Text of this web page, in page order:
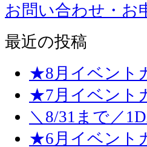
お問い合わせ・お
最近の投稿
★8月イベント
★7月イベント
＼8/31まで／
★6月イベント